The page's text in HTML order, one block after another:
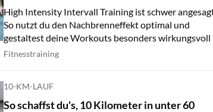
High Intensity Intervall Training ist schwer
So nutzt du den Nachbrenneffekt optimal und
gestaltest deine Workouts besonders wirkungsvoll
Fitnesstraining
10-KM-LAUF
So schaffst du's, 10 Kilometer in unter 60